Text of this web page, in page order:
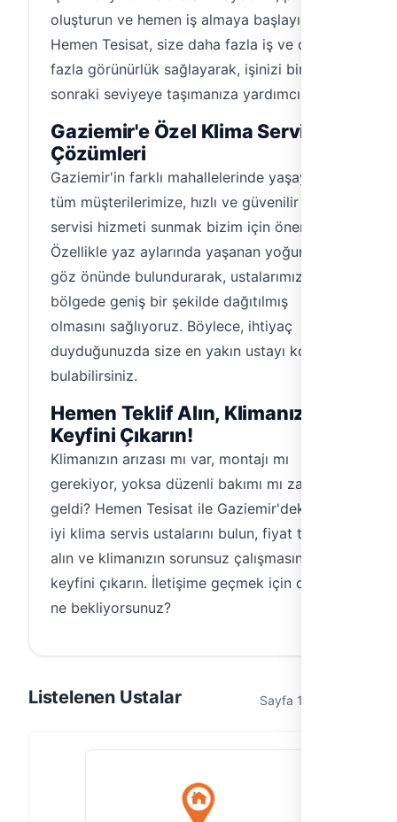
oluşturun ve hemen iş almaya başlayın.
Hemen Tesisat, size daha fazla iş ve daha
fazla görünürlük sağlayarak, işinizi bir
sonraki seviyeye taşımanıza yardımcı olur.
Gaziemir'e Özel Klima Servisi
Çözümleri
Gaziemir'in farklı mahallelerinde yaşayan
tüm müşterilerimize, hızlı ve güvenilir klima
servisi hizmeti sunmak bizim için önemlidir.
Özellikle yaz aylarında yaşanan yoğunluğu
göz önünde bulundurarak, ustalarımızın
bölgede geniş bir şekilde dağıtılmış
olmasını sağlıyoruz. Böylece, ihtiyaç
duyduğunuzda size en yakın ustayı kolayca
bulabilirsiniz.
Hemen Teklif Alın, Klimanızın
Keyfini Çıkarın!
Klimanızın arızası mı var, montajı mı
gerekiyor, yoksa düzenli bakımı mı zamanı
geldi? Hemen Tesisat ile Gaziemir'deki en
iyi klima servis ustalarını bulun, fiyat teklifi
alın ve klimanızın sorunsuz çalışmasının
keyfini çıkarın. İletişime geçmek için daha
ne bekliyorsunuz?
Listelenen Ustalar Sayfa 1 / 1 (2 usta)